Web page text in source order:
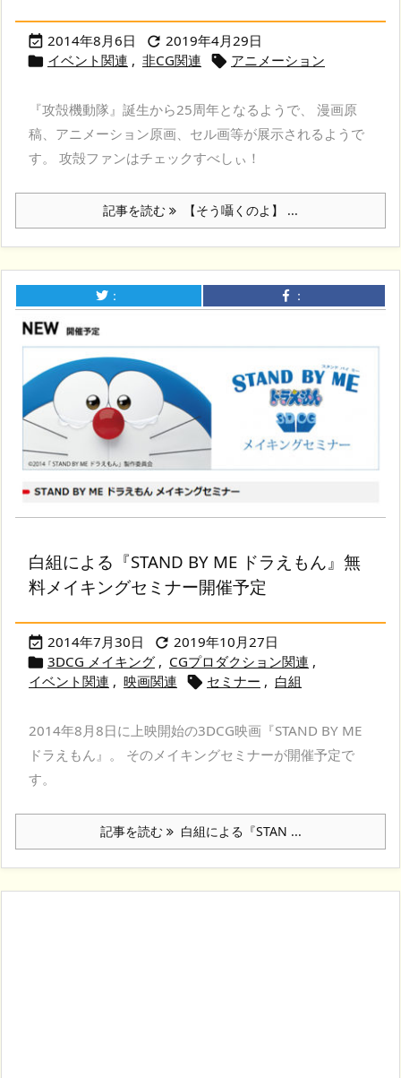
 2014年8月6日  2019年4月29日
 イベント関連 , 非CG関連  アニメーション
『攻殻機動隊』誕生から25周年となるようで、 漫画原
稿、アニメーション原画、セル画等が展示されるようで
す。 攻殻ファンはチェックすべしぃ！
記事を読む 【そう囁くのよ】 ...
： ：
白組による『STAND BY ME ドラえもん』無
料メイキングセミナー開催予定
 2014年7月30日  2019年10月27日
 3DCG メイキング , CGプロダクション関連 ,
イベント関連 , 映画関連  セミナー , 白組
2014年8月8日に上映開始の3DCG映画『STAND BY ME
ドラえもん』。 そのメイキングセミナーが開催予定で
す。
記事を読む 白組による『STAN ...